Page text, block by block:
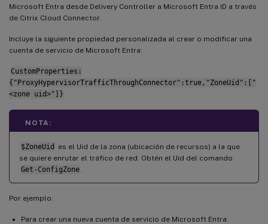
Microsoft Entra desde Delivery Controller a Microsoft Entra ID a través
de Citrix Cloud Connector.
Incluye la siguiente propiedad personalizada al crear o modificar una
cuenta de servicio de Microsoft Entra:
CustomProperties:
{"ProxyHypervisorTrafficThroughConnector":true,"ZoneUid":["
<zone uid>"]}
NOTA:
$ZoneUid
es el Uid de la zona (ubicación de recursos) a la que
se quiere enrutar el tráfico de red. Obtén el Uid del comando
Get-ConfigZone
Por ejemplo:
Para crear una nueva cuenta de servicio de Microsoft Entra: